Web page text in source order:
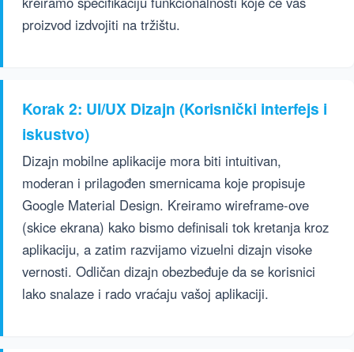
proizvod izdvojiti na tržištu.
Korak 2: UI/UX Dizajn (Korisnički interfejs i
iskustvo)
Dizajn mobilne aplikacije mora biti intuitivan,
moderan i prilagođen smernicama koje propisuje
Google Material Design. Kreiramo wireframe-ove
(skice ekrana) kako bismo definisali tok kretanja kroz
aplikaciju, a zatim razvijamo vizuelni dizajn visoke
vernosti. Odličan dizajn obezbeđuje da se korisnici
lako snalaze i rado vraćaju vašoj aplikaciji.